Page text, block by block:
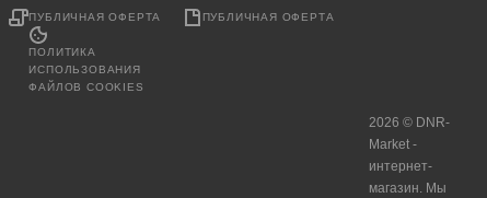
ПУБЛИЧНАЯ ОФЕРТА
ПОЛИТИКА
ИСПОЛЬЗОВАНИЯ
ФАЙЛОВ COOKIES
ПУБЛИЧНАЯ ОФЕРТА
2026 © DNR-
Market -
интернет-
магазин. Мы